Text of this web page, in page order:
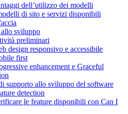
dell’utilizzo dei modelli
di sito e servizi disponibili
sviluppo
preliminari
design responsivo e accessibile
first
enhancement e Graceful
supporto allo sviluppo del software
detection
le feature disponibili con Can I